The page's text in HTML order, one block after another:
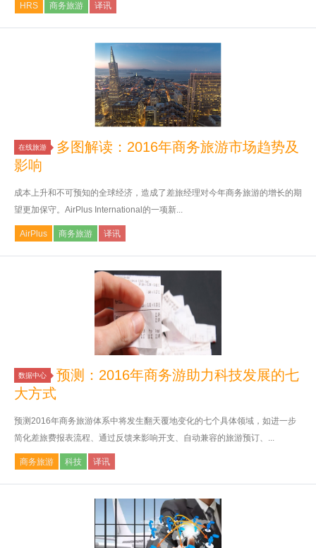
HRS 商务旅游 译讯
在线旅游
多图解读：2016年商务旅游市场趋势及
影响
成本上升和不可预知的全球经济，造成了差旅经理对今年商务旅游的增长的期
望更加保守。AirPlus International的一项新...
AirPlus 商务旅游 译讯
数据中心
预测：2016年商务游助力科技发展的七
大方式
预测2016年商务旅游体系中将发生翻天覆地变化的七个具体领域，如进一步
简化差旅费报表流程、通过反馈来影响开支、自动兼容的旅游预订、...
商务旅游 科技 译讯